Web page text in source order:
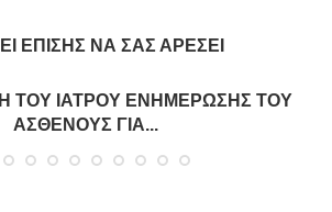
ΕΠΊΣΗΣ ΝΑ ΣΑΣ ΑΡΈΣΕΙ
ΤΟΥ ΙΑΤΡΟΥ ΕΝΗΜΕΡΩΣΗΣ ΤΟΥ
ΑΣΘΕΝΟΥΣ ΓΙΑ...